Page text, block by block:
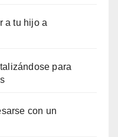
a tu hijo a
para
con un